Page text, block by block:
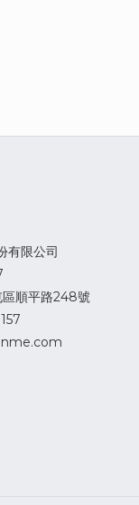
有限公司
區順平路248號